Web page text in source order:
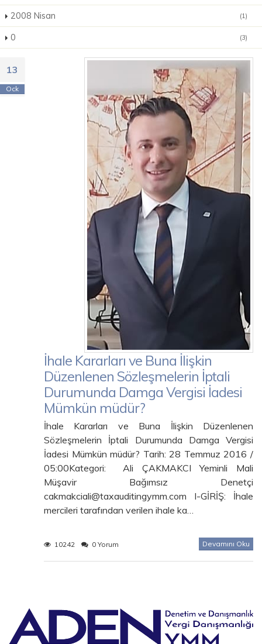
2008 Nisan (1)
0 (3)
13
Ock
İhale Kararları ve Buna İlişkin
Düzenlenen Sözleşmelerin İptali
Durumunda Damga Vergisi İadesi
Mümkün müdür?
İhale Kararları ve Buna İlişkin Düzenlenen
Sözleşmelerin İptali Durumunda Damga Vergisi
İadesi Mümkün müdür? Tarih: 28 Temmuz 2016 /
05:00Kategori: Ali ÇAKMAKCI Yeminli Mali
Müşavir Bağımsız Denetçi
cakmakciali@taxauditingymm.com I-GİRİŞ: İhale
mercileri tarafından verilen ihale ka…
10242 0 Yorum Devamını Oku